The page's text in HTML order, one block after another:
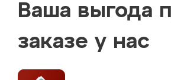
Ваша выгода
заказе у нас